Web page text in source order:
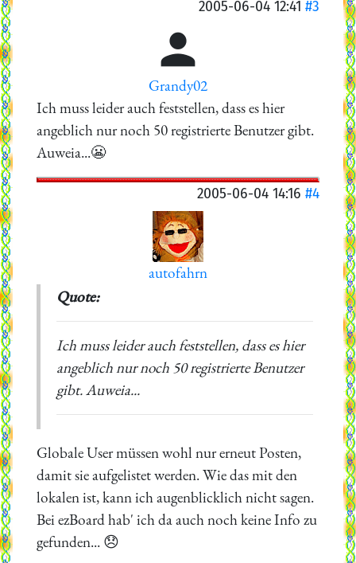
2005-06-04 12:41 #3

Grandy02
Ich muss leider auch feststellen, dass es hier
angeblich nur noch 50 registrierte Benutzer gibt.
Auweia...😬
2005-06-04 14:16 #4
autofahrn
Quote:
Ich muss leider auch feststellen, dass es hier
angeblich nur noch 50 registrierte Benutzer
gibt. Auweia...
Globale User müssen wohl nur erneut Posten,
damit sie aufgelistet werden. Wie das mit den
lokalen ist, kann ich augenblicklich nicht sagen.
Bei ezBoard hab' ich da auch noch keine Info zu
gefunden... 😞